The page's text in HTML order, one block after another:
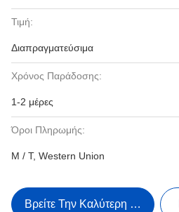
Τιμή:
Διαπραγματεύσιμα
Χρόνος Παράδοσης:
1-2 μέρες
Όροι Πληρωμής:
Μ / Τ, Western Union
Βρείτε Την Καλύτερη Τιμή